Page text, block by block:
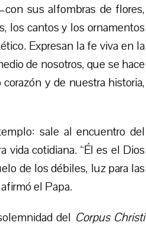
sus alfombras de flores,
los cantos y los ornamentos
Expresan la fe viva en la
de nosotros, que se hace
y de nuestra historia,
sale al encuentro del
vida cotidiana. “Él es el Dios
de los débiles, luz para las
el Papa.
del Corpus Christi